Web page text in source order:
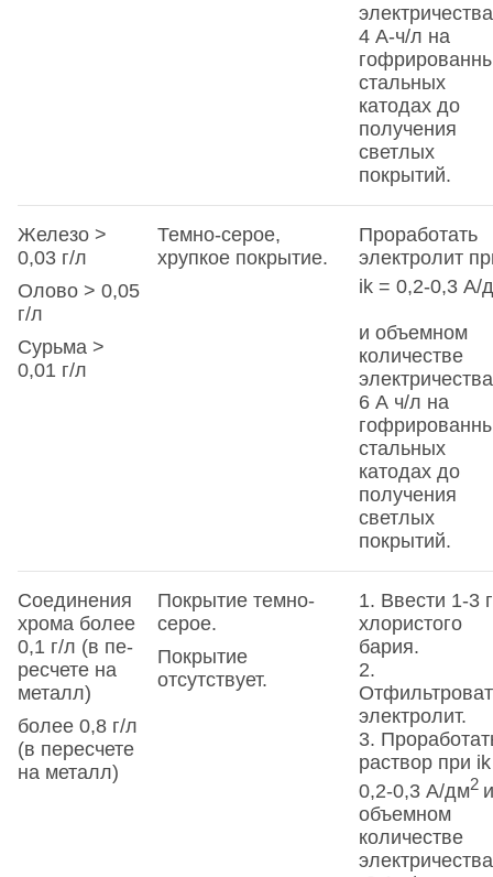
4 А-ч/л на
стальных
катодах до
получения
светлых
покрытий.
Железо >
0,03 г/л
Олово > 0,05
г/л
Сурьма >
0,01 г/л
Темно-серое,
хрупкое покрытие.
Проработать
электролит
ik = 0,2-0,3 А/
и объемном
количестве
6 А ч/л на
стальных
катодах до
получения
светлых
покрытий.
Соединения
хрома более
0,1 г/л (в пе­
ресчете на
металл)
более 0,8 г/л
(в пе­ресчете
на металл)
Покрытие темно­
серое.
Покрытие
отсутствует.
1. Ввести 1-3
хлористого
бария.
2.
электролит.
3.
раствор при
0,2-0,3 А/дм2 и
объемном
количестве